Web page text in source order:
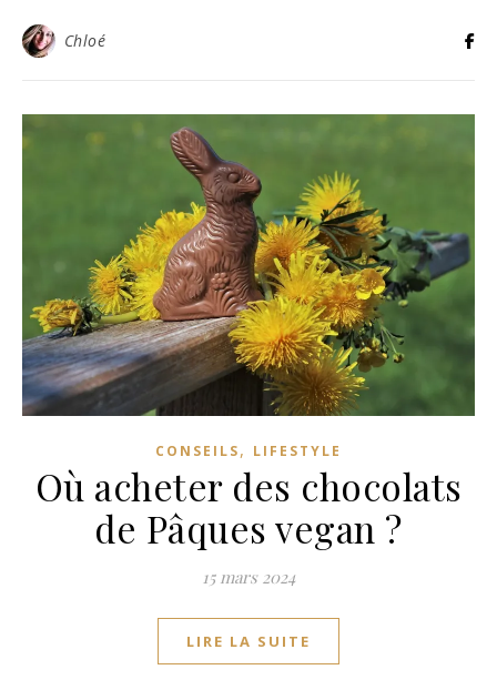
Chloé
CONSEILS, LIFESTYLE
Où acheter des chocolats
de Pâques vegan ?
15 mars 2024
LIRE LA SUITE